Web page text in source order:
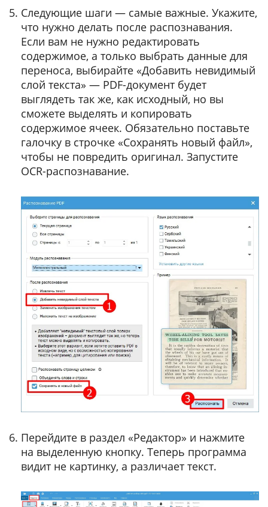
Следующие шаги — самые важные. Укажите,
что нужно делать после распознавания.
Если вам не нужно редактировать
содержимое, а только выбрать данные для
переноса, выбирайте «Добавить невидимый
слой текста» — PDF-документ будет
выглядеть так же, как исходный, но вы
сможете выделять и копировать
содержимое ячеек. Обязательно поставьте
галочку в строчке «Сохранять новый файл»,
чтобы не повредить оригинал. Запустите
OCR-распознавание.
Перейдите в раздел «Редактор» и нажмите
на выделенную кнопку. Теперь программа
видит не картинку, а различает текст.